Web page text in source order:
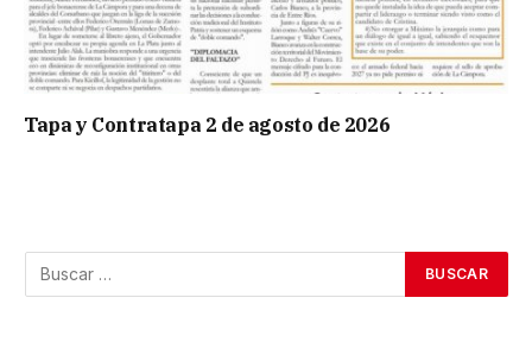
Tapa y Contratapa 2 de agosto de 2026